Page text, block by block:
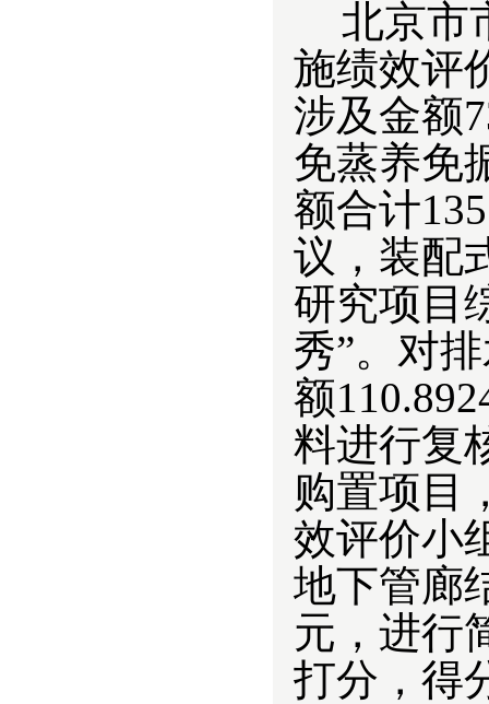
北京市
施绩效评
涉及金额
免蒸养免
额合计
议，装配
研究项目
秀”。对
额
料进行复
购置项目
效评价小
地下管廊
元，进行
打分，得